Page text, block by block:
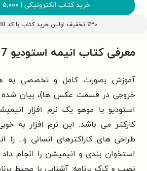
خرید کتاب الکترونیکی | ۵,۰۰۰
٪۳۰ تخفیف اولین خرید کتاب با کد
معرفی کتاب انیمه استودیو 2017
آموزش بصورت کامل و تخصصی به
خروجی در قسمت عکس ها)، بیان شده
استودیو یا موهو یک نرم افزار
کارکتر می باشد. این نرم افزار به
طراحی های کاراکترهای انسانی و...
استخوان بندی و انیمیشن را انجام
نصب و کرک برنامه: آشنایی با محیط